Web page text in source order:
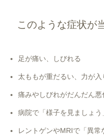
このような症状が
足が痛い、しびれる
太ももが重だるい、力が入
痛みやしびれがだんだん悪
病院で「様子を見ましょ
レントゲンやMRIで「異